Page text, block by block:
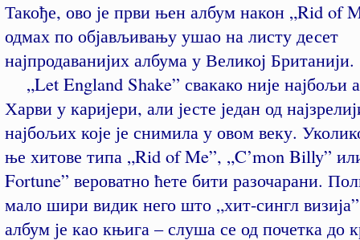
Такође, ово је први њен албум након „Rid of
одмах по објављивању ушао на листу десет
најпродаванијих албума у Великој Британији.
„Let England Shake” свакако није најбољи
Харви у каријери, али јесте један од
најбољих које је снимила у овом веку.
ње хитове типа „Rid of Me”, „C’mon Billy”
Fortune” вероватно ћете бити разочарани.
мало шири видик него што „хит-сингл
албум је као књига – слуша се од почетка до